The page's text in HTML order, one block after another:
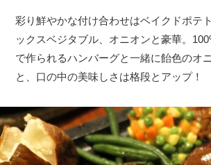
彩り鮮やかな付け合わせはベイクドポテ
ックスベジタブル、オニオンと豪華。
で作られるハンバーグと一緒に飴色のオ
と、口の中の美味しさは格段とアップ！